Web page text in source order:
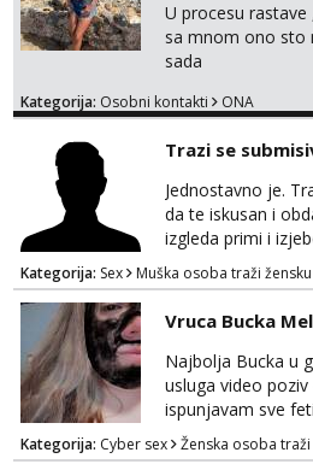
U procesu
sa mnom ono sto
sada
Kategorija: Osobni kontakti ONA
Trazi se
Jednostavno je.
da te iskusan i
izgleda primi i
on zeli raditi. Cura
poslusna. Idealno
Nikakve umisljene
interesiraju. Stop
bonovima i slicne
ukratko o sebi na:
Kategorija: Sex Muška osoba traži
Vruca Bucka
Najbolja Bucka u
usluga video
ispunjavam sve
neugodnih
+385998702942
Kategorija: Cyber sex Ženska osoba